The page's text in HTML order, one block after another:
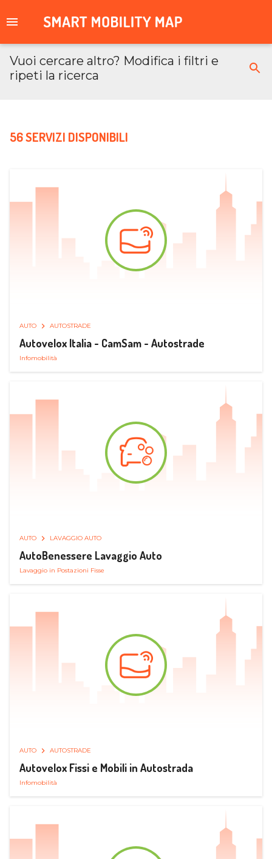
Vuoi cercare altro? Modifica i filtri e
ripeti la ricerca
56 SERVIZI DISPONIBILI
AUTO AUTOSTRADE
Autovelox Italia - CamSam - Autostrade
Infomobilità
AUTO LAVAGGIO AUTO
AutoBenessere Lavaggio Auto
Lavaggio in Postazioni Fisse
AUTO AUTOSTRADE
Autovelox Fissi e Mobili in Autostrada
Infomobilità